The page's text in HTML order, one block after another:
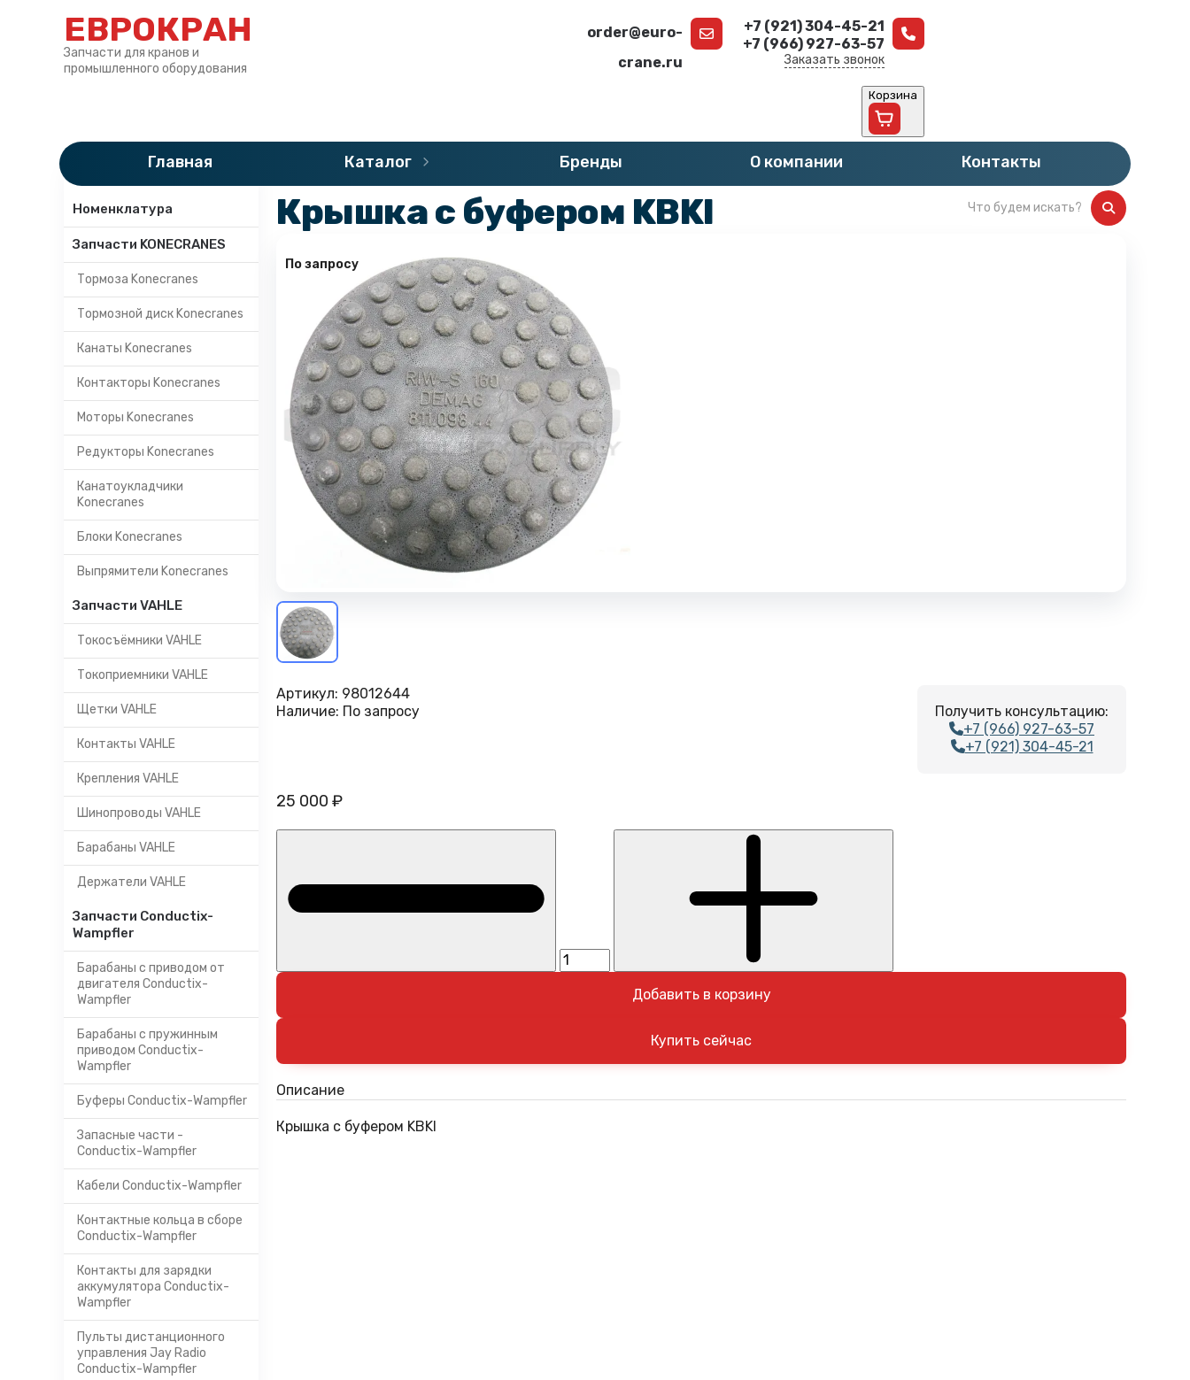
ЕВРОКРАН
Запчасти для кранов и
промышленного оборудования
order@euro-
crane.ru
+7 (921) 304-45-21
+7 (966) 927-63-57
Заказать звонок
Корзина
Главная Каталог Бренды О компании Контакты
Категории
Номенклатура
Запчасти KONECRANES
Тормоза Konecranes
Тормозной диск Konecranes
Канаты Konecranes
Контакторы Konecranes
Моторы Konecranes
Редукторы Konecranes
Канатоукладчики
Konecranes
Блоки Konecranes
Выпрямители Konecranes
Запчасти VAHLE
Токосъёмники VAHLE
Токоприемники VAHLE
Щетки VAHLE
Контакты VAHLE
Крепления VAHLE
Шинопроводы VAHLE
Барабаны VAHLE
Держатели VAHLE
Запчасти Conductix-
Wampfler
Барабаны с приводом от
двигателя Conductix-
Wampfler
Барабаны с пружинным
приводом Conductix-
Wampfler
Буферы Conductix-Wampfler
Запасные части -
Conductix-Wampfler
Кабели Conductix-Wampfler
Контактные кольца в сборе
Conductix-Wampfler
Контакты для зарядки
аккумулятора Conductix-
Wampfler
Пульты дистанционного
управления Jay Radio
Conductix-Wampfler
»Каталог » Запчасти DEMAG Буферы DEMAG
Крышка с буфером KBKI
По запросу
Получить консультацию:
+7 (966) 927-63-57
+7 (921) 304-45-21
Артикул: 98012644
Наличие: По запросу
25 000 ₽
Добавить в корзину
Описание
Крышка с буфером KBKI